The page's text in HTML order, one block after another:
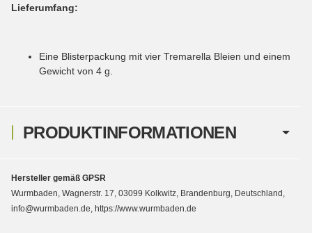
PRODUKTINFORMATIONEN
Lieferumfang:
Eine Blisterpackung mit vier Tremarella Bleien und einem
Gewicht von 4 g.
Hersteller gemäß GPSR
Wurmbaden, Wagnerstr. 17, 03099 Kolkwitz, Brandenburg, Deutschland,
info@wurmbaden.de, https://www.wurmbaden.de